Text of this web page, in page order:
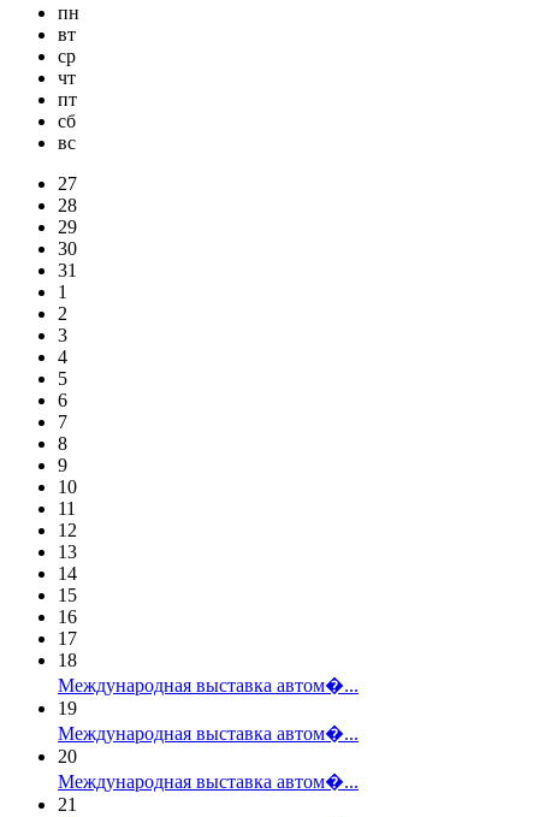
пн
вт
ср
чт
пт
сб
вс
27
28
29
30
31
1
2
3
4
5
6
7
8
9
10
11
12
13
14
15
16
17
18
Международная выставка автом�...
19
Международная выставка автом�...
20
Международная выставка автом�...
21